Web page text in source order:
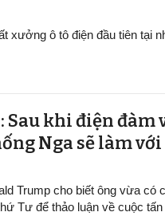
xưởng ô tô điện đầu tiên tại
Sau khi điện
Nga sẽ làm
Trump cho biết ông vừa có
Tư để thảo luận về cuộc